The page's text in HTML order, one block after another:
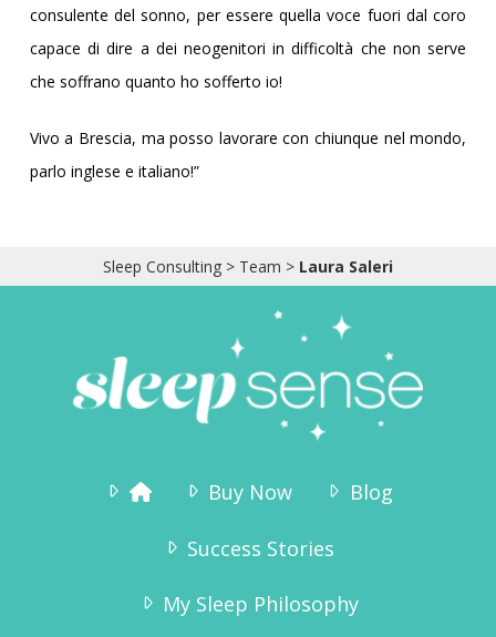
consulente del sonno, per essere quella voce fuori dal coro
capace di dire a dei neogenitori in difficoltà che non serve
che soffrano quanto ho sofferto io!
Vivo a Brescia, ma posso lavorare con chiunque nel mondo,
parlo inglese e italiano!”
Sleep Consulting > Team > Laura Saleri
Buy Now Blog
Success Stories
My Sleep Philosophy